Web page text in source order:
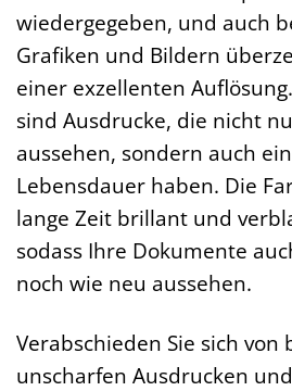
wiedergegeben, und auch
Grafiken und Bildern
einer exzellenten
sind Ausdrucke, die nicht
aussehen, sondern auch
Lebensdauer haben. Die
lange Zeit brillant und
sodass Ihre Dokumente
noch wie neu aussehen.
Verabschieden Sie sich von
unscharfen Ausdrucken